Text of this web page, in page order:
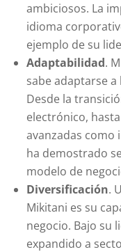
ambiciosos. La
idioma
ejemplo de su
Adaptabilidad.
sabe adaptarse
Desde la
electrónico,
avanzadas como
ha demostrado
modelo de
Diversificación.
Mikitani es su
negocio. Bajo su
expandido a